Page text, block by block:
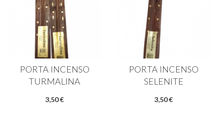
PORTA INCENSO
TURMALINA
3,50 €
PORTA INCENSO
SELENITE
3,50 €